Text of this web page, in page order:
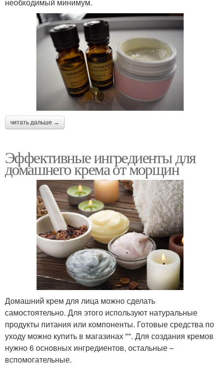
читать дальше →
Эффективные ингредиенты для
домашнего крема от морщин
Домашний крем для лица можно сделать
самостоятельно. Для этого используют натуральные
продукты питания или компоненты. Готовые средства по
уходу можно купить в магазинах "". Для создания кремов
нужно 6 основных ингредиентов, остальные –
вспомогательные.